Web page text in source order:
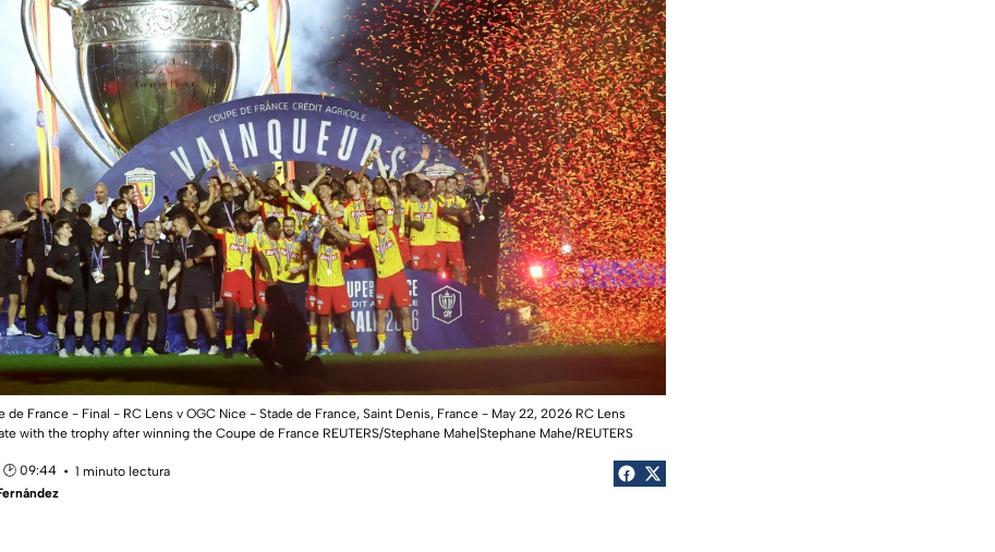
de France - Final - RC Lens v OGC Nice - Stade de France, Saint Denis, France - May 22, 2026 RC Lens
with the trophy after winning the Coupe de France REUTERS/Stephane Mahe|Stephane Mahe/REUTERS
🕑 09:44
1 minuto lectura